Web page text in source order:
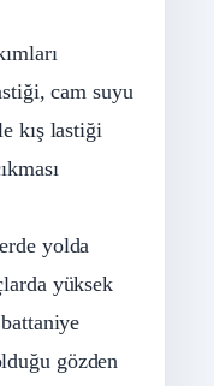
cam suyu
kış lastiği
yolda
yüksek
gözden